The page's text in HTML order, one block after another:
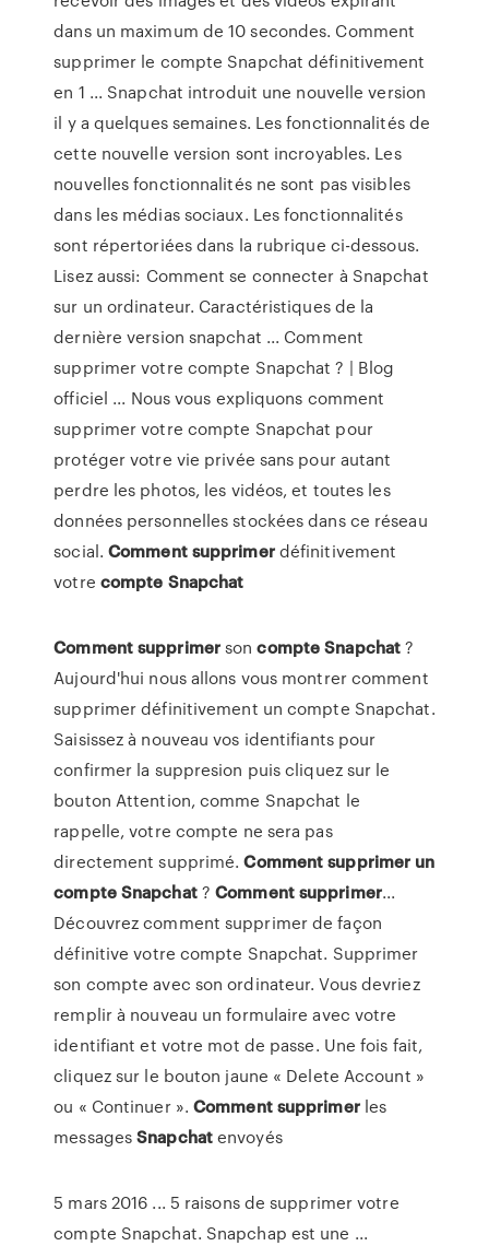
dans un maximum de 10 secondes. Comment
supprimer le compte Snapchat définitivement
en 1 ... Snapchat introduit une nouvelle version
il y a quelques semaines. Les fonctionnalités de
cette nouvelle version sont incroyables. Les
nouvelles fonctionnalités ne sont pas visibles
dans les médias sociaux. Les fonctionnalités
sont répertoriées dans la rubrique ci-dessous.
Lisez aussi: Comment se connecter à Snapchat
sur un ordinateur. Caractéristiques de la
dernière version snapchat ... Comment
supprimer votre compte Snapchat ? | Blog
officiel ... Nous vous expliquons comment
supprimer votre compte Snapchat pour
protéger votre vie privée sans pour autant
perdre les photos, les vidéos, et toutes les
données personnelles stockées dans ce réseau
social.Comment supprimerdéfinitivement
votre compte Snapchat
Commentsupprimersoncompte Snapchat?
Aujourd'hui nous allons vous montrer comment
supprimer définitivement un compte Snapchat.
Saisissez à nouveau vos identifiants pour
confirmer la suppresion puis cliquez sur le
bouton Attention, comme Snapchat le
rappelle, votre compte ne sera pas
directement supprimé.Comment supprimer un
compteSnapchat?Commentsupprimer...
Découvrez comment supprimer de façon
définitive votre compte Snapchat. Supprimer
son compte avec son ordinateur. Vous devriez
remplir à nouveau un formulaire avec votre
identifiant et votre mot de passe. Une fois fait,
cliquez sur le bouton jaune « Delete Account »
ou « Continuer ».Comment supprimerles
messagesSnapchatenvoyés
5 mars 2016 ... 5 raisons de supprimer votre
compte Snapchat. Snapchap est une ...